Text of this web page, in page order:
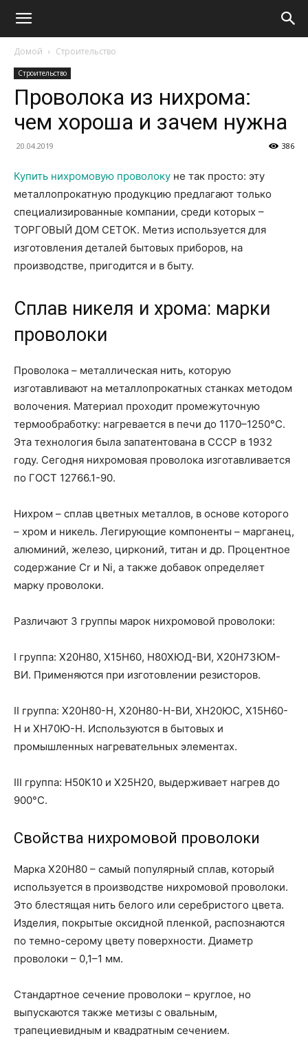
Домой Строительство
Строительство
Проволока из нихрома:
чем хороша и зачем нужна
20.04.2019 386
Купить нихромовую проволоку не так просто: эту
металлопрокатную продукцию предлагают только
специализированные компании, среди которых –
ТОРГОВЫЙ ДОМ СЕТОК. Метиз используется для
изготовления деталей бытовых приборов, на
производстве, пригодится и в быту.
Сплав никеля и хрома: марки
проволоки
Проволока – металлическая нить, которую
изготавливают на металлопрокатных станках методом
волочения. Материал проходит промежуточную
термообработку: нагревается в печи до 1170–1250°С.
Эта технология была запатентована в СССР в 1932
году. Сегодня нихромовая проволока изготавливается
по ГОСТ 12766.1-90.
Нихром – сплав цветных металлов, в основе которого
– хром и никель. Легирующие компоненты – марганец,
алюминий, железо, цирконий, титан и др. Процентное
содержание Cr и Ni, а также добавок определяет
марку проволоки.
Различают 3 группы марок нихромовой проволоки:
I группа: Х20Н80, Х15Н60, Н80ХЮД-ВИ, Х20Н73ЮМ-
ВИ. Применяются при изготовлении резисторов.
II группа: Х20Н80-Н, Х20Н80-Н-ВИ, ХН20ЮС, Х15Н60-
Н и ХН70Ю-Н. Используются в бытовых и
промышленных нагревательных элементах.
III группа: Н50К10 и Х25Н20, выдерживает нагрев до
900°С.
Свойства нихромовой проволоки
Марка Х20Н80 – самый популярный сплав, который
используется в производстве нихромовой проволоки.
Это блестящая нить белого или серебристого цвета.
Изделия, покрытые оксидной пленкой, распознаются
по темно-серому цвету поверхности. Диаметр
проволоки – 0,1–1 мм.
Стандартное сечение проволоки – круглое, но
выпускаются также метизы с овальным,
трапециевидным и квадратным сечением.